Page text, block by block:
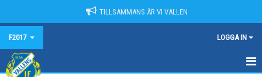
TILLSAMMANS ÄR VI VALLEN
F2017 LOGGA IN